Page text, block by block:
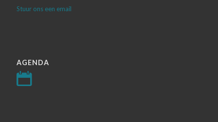
Stuur ons een email
AGENDA